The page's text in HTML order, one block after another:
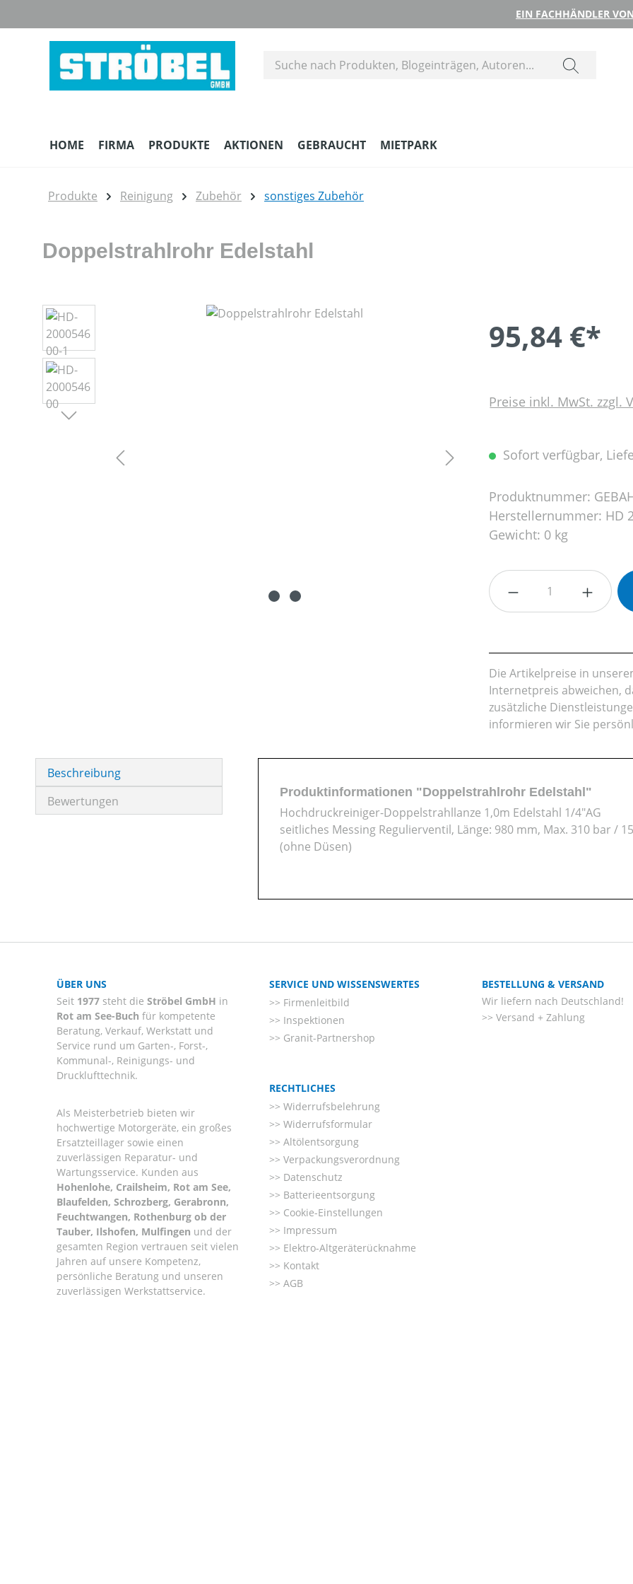
EIN FACHHÄNDLER
HOME FIRMA PRODUKTE AKTIONEN GEBRAUCHT MIETPARK
Produkte Reinigung Zubehör sonstiges Zubehör
Doppelstrahlrohr Edelstahl
Bildergalerie überspringen
95,84 €*
Preise inkl. MwSt. zzgl.
Sofort verfügbar,
Produktnummer:
Herstellernummer: HD
Gewicht: 0 kg
Produkt Anzahl:
Die Artikelpreise in
Internetpreis abweichen,
zusätzliche
informieren wir Sie
Beschreibung
Bewertungen
Produktinformationen "Doppelstrahlrohr Edelstahl"
Hochdruckreiniger-Doppelstrahllanze 1,0m Edelstahl 1/4"AG
seitliches Messing Regulierventil, Länge: 980 mm, Max. 310 bar /
(ohne Düsen)
ÜBER UNS
Seit 1977 steht die Ströbel GmbH in
Rot am See-Buch für kompetente
Beratung, Verkauf, Werkstatt und
Service rund um Garten-, Forst-,
Kommunal-, Reinigungs- und
Drucklufttechnik.
Als Meisterbetrieb bieten wir
hochwertige Motorgeräte, ein großes
Ersatzteillager sowie einen
zuverlässigen Reparatur- und
Wartungsservice. Kunden aus
Hohenlohe, Crailsheim, Rot am See,
Blaufelden, Schrozberg, Gerabronn,
Feuchtwangen, Rothenburg ob der
Tauber, Ilshofen, Mulfingen und der
gesamten Region vertrauen seit vielen
Jahren auf unsere Kompetenz,
persönliche Beratung und unseren
zuverlässigen Werkstattservice.
SERVICE UND WISSENSWERTES
Firmenleitbild
Inspektionen
Granit-Partnershop
RECHTLICHES
Widerrufsbelehrung
Widerrufsformular
Altölentsorgung
Verpackungsverordnung
Datenschutz
Batterieentsorgung
Cookie-Einstellungen
Impressum
Elektro-Altgeräterücknahme
Kontakt
AGB
BESTELLUNG & VERSAND
Wir liefern nach Deutschland!
Versand + Zahlung